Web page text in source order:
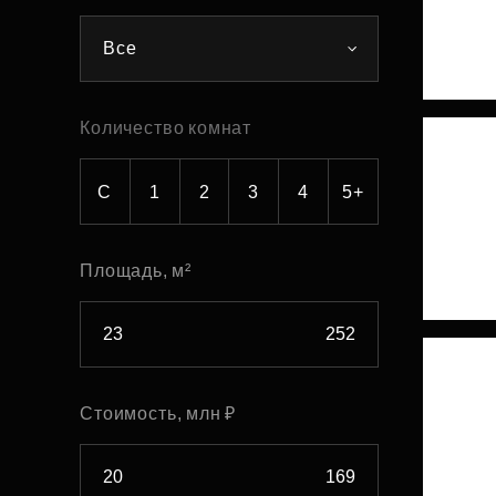
Все
Количество комнат
С 1 2 3 4 5+
Площадь, м²
Стоимость, млн ₽